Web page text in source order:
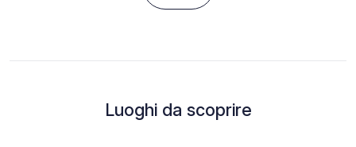
Luoghi da scoprire